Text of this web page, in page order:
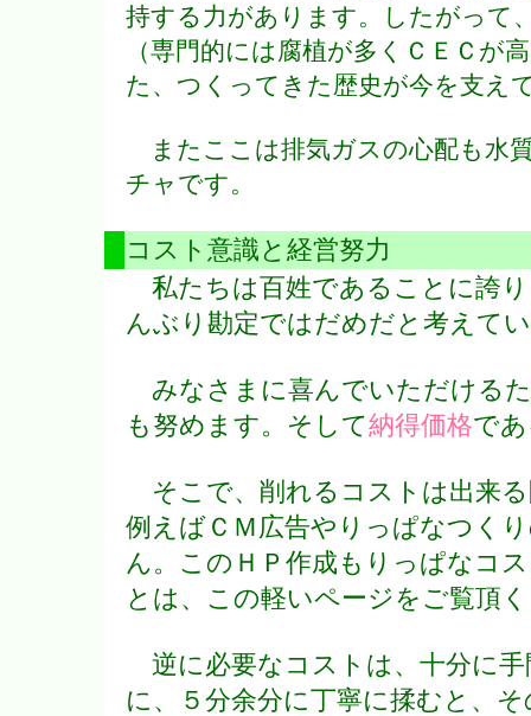
持する力があります。したがって
（専門的には腐植が多くＣＥＣ
た、つくってきた歴史が今を支え
またここは排気ガスの心配も水
チャです。
コスト意識と経営努力
私たちは百姓であることに誇
んぶり勘定ではだめだと考えて
みなさまに喜んでいただける
も努めます。そして納得価格で
そこで、削れるコストは出来
例えばＣＭ広告やりっぱなつく
ん。このＨＰ作成もりっぱなコ
とは、この軽いページをご覧頂
逆に必要なコストは、十分に
に、５分余分に丁寧に揉むと、